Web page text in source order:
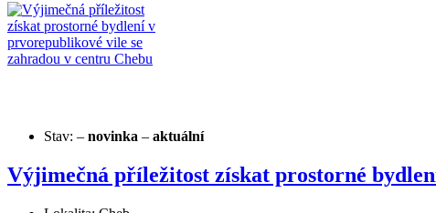
Stav: – novinka – aktuální
Výjimečná příležitost získat prostorné